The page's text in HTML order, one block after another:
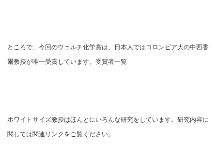
ところで、今回のウェルチ化学賞は、日本人ではコロンビア大の中西香
爾教授が唯一受賞しています。受賞者一覧
ホワイトサイズ教授はほんとにいろんな研究をしています。研究内容に
関しては関連リンクをご覧ください。